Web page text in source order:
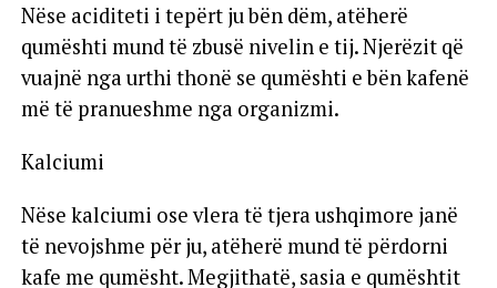
Nëse aciditeti i tepërt ju bën dëm, atëherë
qumështi mund të zbusë nivelin e tij. Njerëzit që
vuajnë nga urthi thonë se qumështi e bën kafenë
më të pranueshme nga organizmi.
Kalciumi
Nëse kalciumi ose vlera të tjera ushqimore janë
të nevojshme për ju, atëherë mund të përdorni
kafe me qumësht. Megjithatë, sasia e qumështit